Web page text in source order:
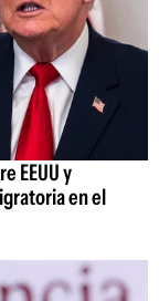
EEUU y
en el